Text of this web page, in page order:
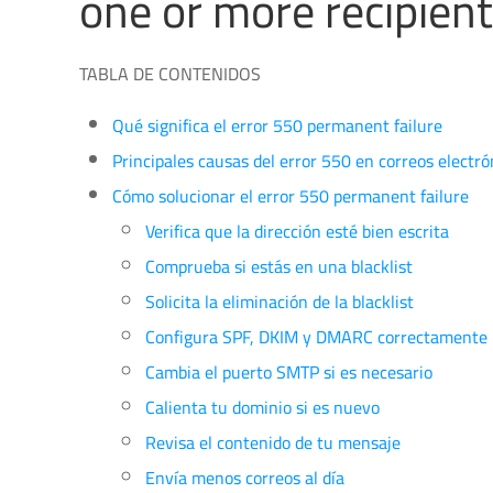
TABLA DE CONTENIDOS
Qué significa el error 550 permanent failure
Principales causas del error 550 en correos
Cómo solucionar el error 550 permanent failure
Verifica que la dirección esté bien escrita
Comprueba si estás en una blacklist
Solicita la eliminación de la blacklist
Configura SPF, DKIM y DMARC correctamente
Cambia el puerto SMTP si es necesario
Calienta tu dominio si es nuevo
Revisa el contenido de tu mensaje
Envía menos correos al día